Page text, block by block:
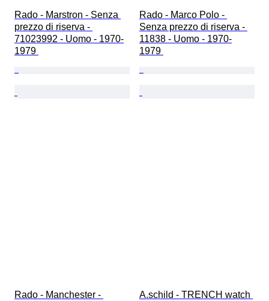
Rado - Marstron - Senza
prezzo di riserva -
71023992 - Uomo - 1970-
1979
Rado - Marco Polo -
Senza prezzo di riserva -
11838 - Uomo - 1970-
1979
Rado - Manchester -
A.schild - TRENCH watch